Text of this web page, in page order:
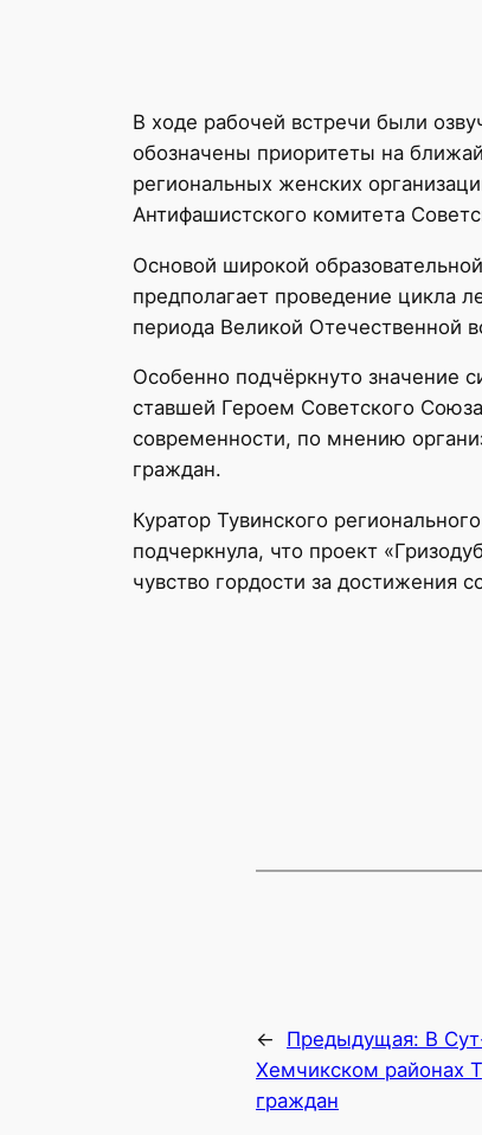
В ходе рабочей встречи были
обозначены приоритеты на
региональных женских
Антифашистского комитета
Основой широкой
предполагает проведение цикла
периода Великой Отечественной
Особенно подчёркнуто значение
ставшей Героем Советского
современности, по мнению
граждан.
Куратор Тувинского
подчеркнула, что проект
чувство гордости за достижения
← Предыдущая: В
Хемчикском районах
граждан